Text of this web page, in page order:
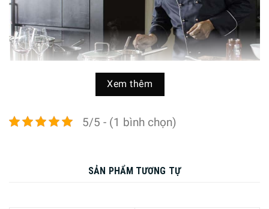
hãng đồ gia dụng Đức này hầu hết được chế tạo từ chất
Xem thêm
5/5 - (1 bình chọn)
SẢN PHẨM TƯƠNG TỰ